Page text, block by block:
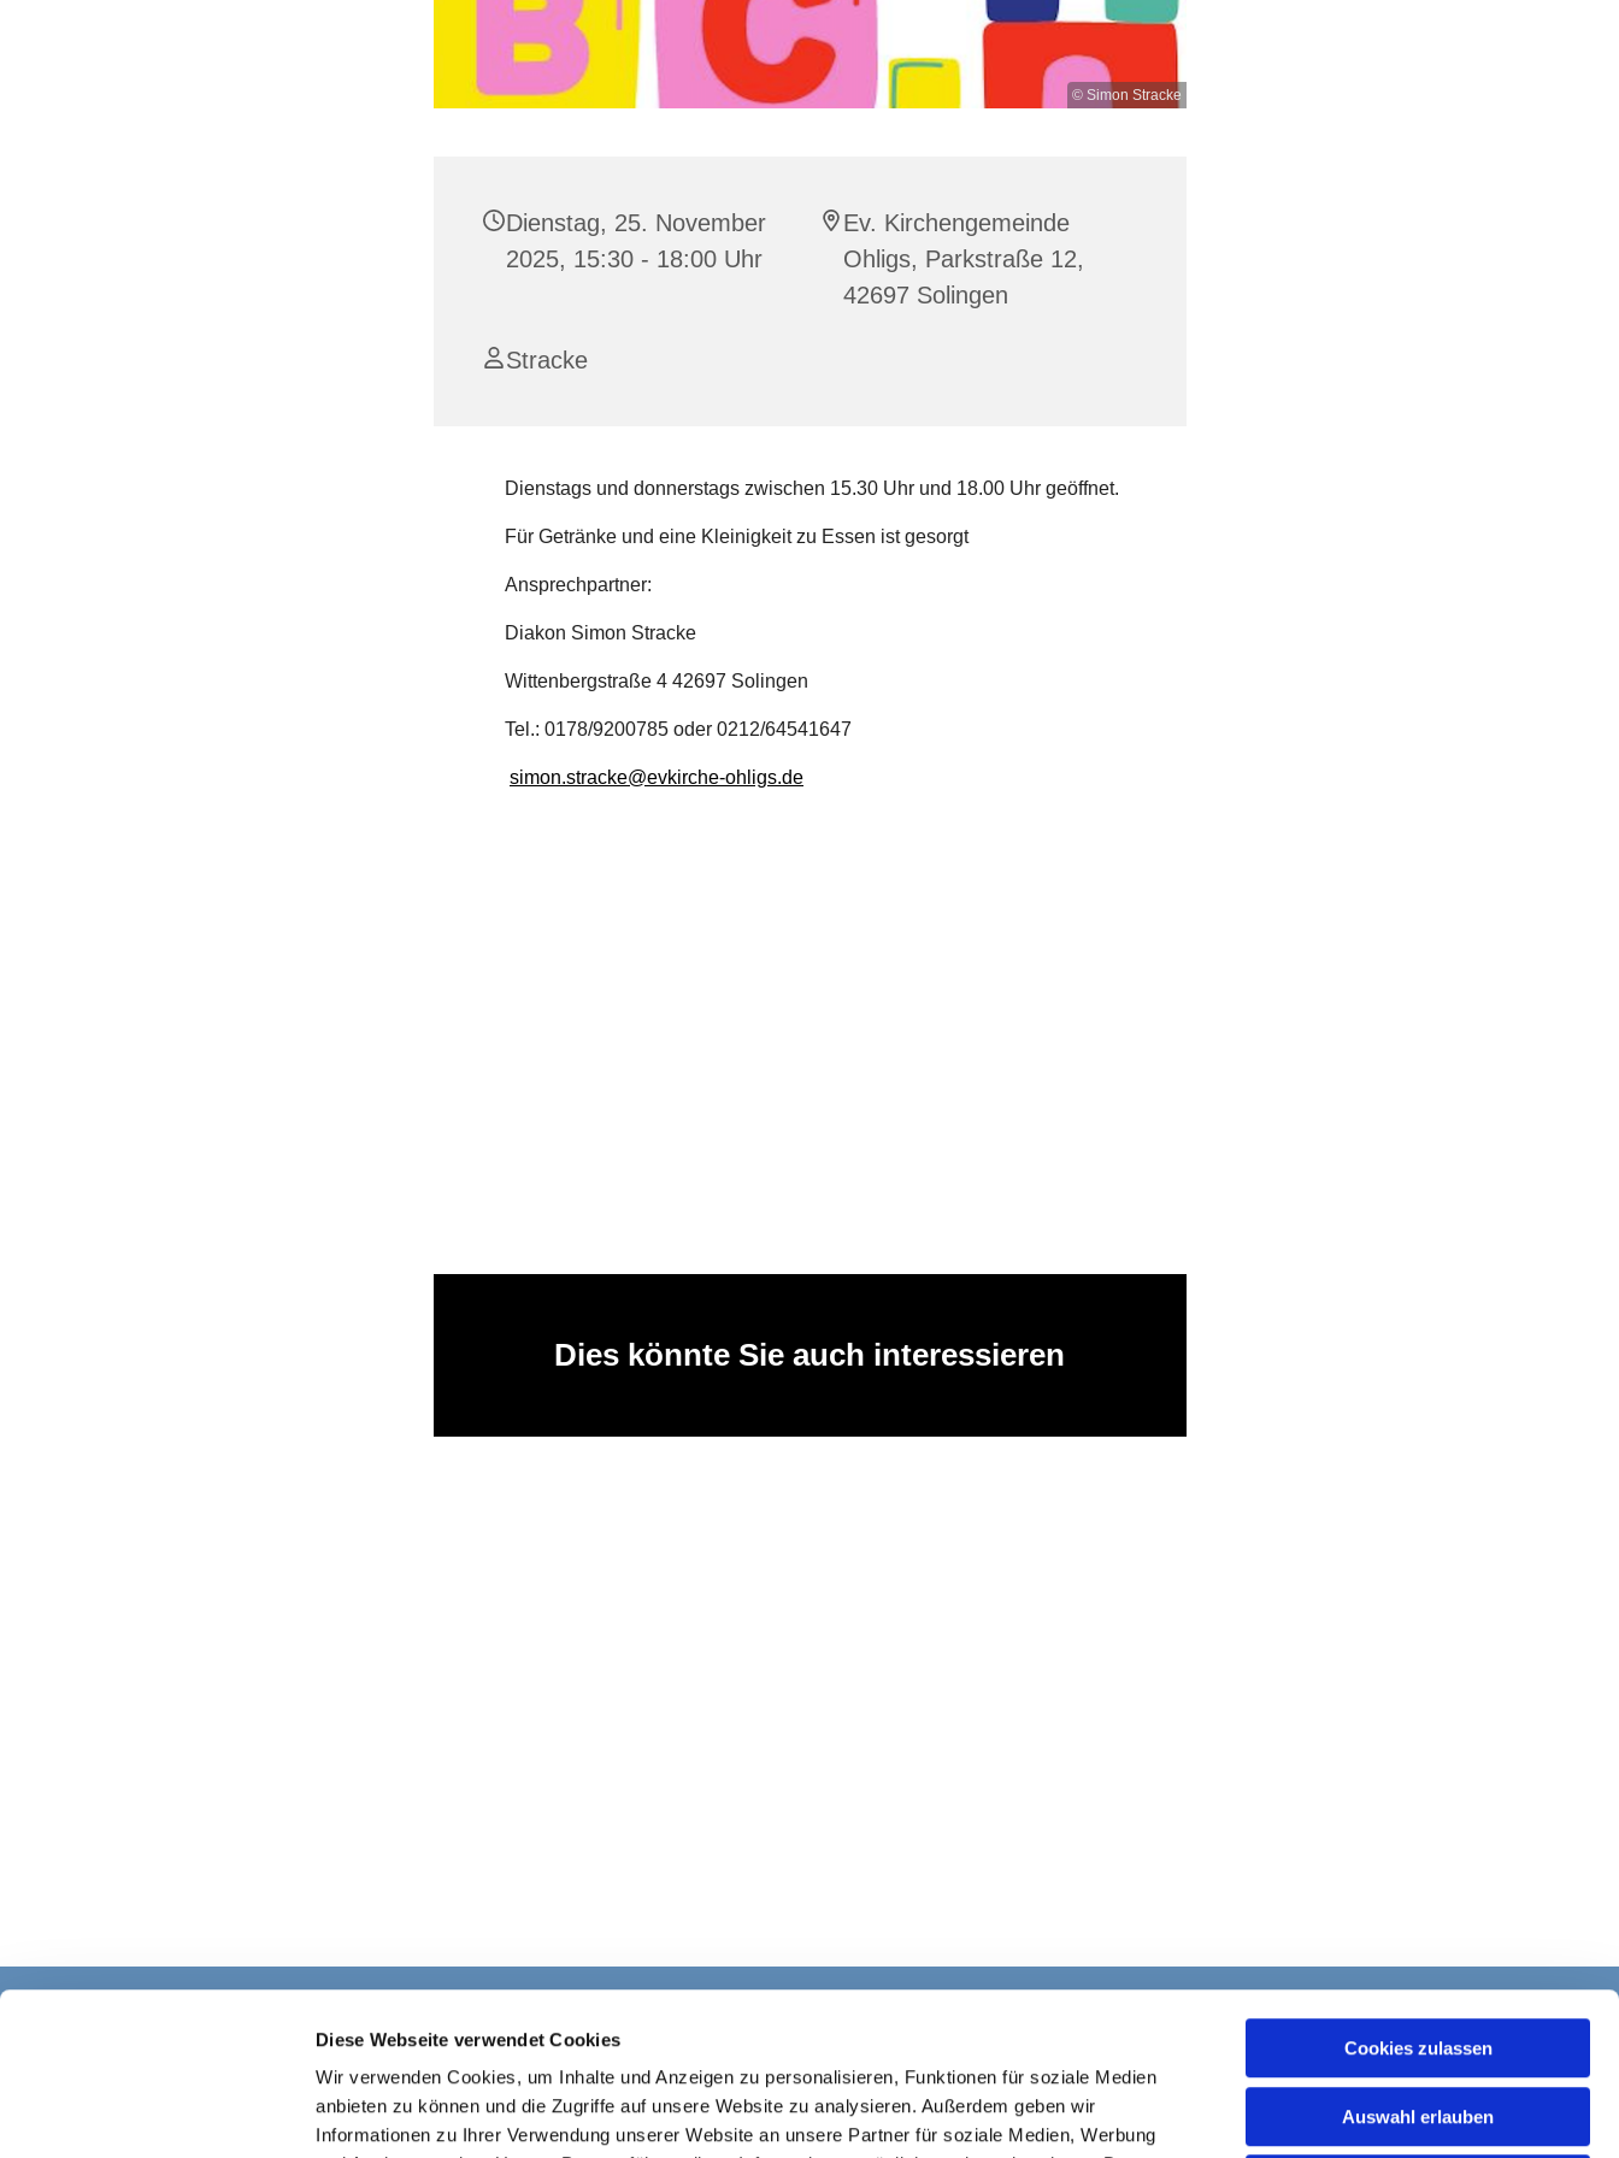
Diese Webseite verwendet Cookies
Wir verwenden Cookies, um Inhalte und Anzeigen zu personalisieren, Funktionen für soziale Medien
anbieten zu können und die Zugriffe auf unsere Website zu analysieren. Außerdem geben wir
Informationen zu Ihrer Verwendung unserer Website an unsere Partner für soziale Medien, Werbung
Cookies zulassen
Auswahl erlauben
© Simon Stracke
Dienstag, 25. November
2025, 15:30 - 18:00 Uhr
Ev. Kirchengemeinde
Ohligs, Parkstraße 12,
42697 Solingen
Stracke
Dienstags und donnerstags zwischen 15.30 Uhr und 18.00 Uhr geöffnet.
Für Getränke und eine Kleinigkeit zu Essen ist gesorgt
Ansprechpartner:
Diakon Simon Stracke
Wittenbergstraße 4 42697 Solingen
Tel.: 0178/9200785 oder 0212/64541647
simon.stracke@evkirche-ohligs.de
Dies könnte Sie auch interessieren
+4921264541645
ohligs@ekir.de